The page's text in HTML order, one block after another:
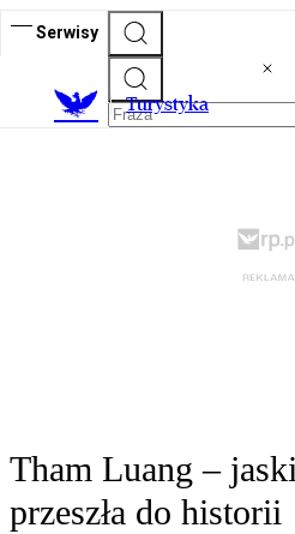
Serwisy
Turystyka
Tham Luang –
przeszła do historii